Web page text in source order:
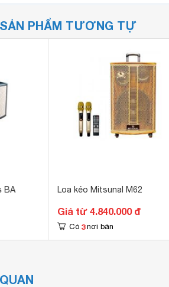
PHẨM TƯƠNG TỰ
BA
Loa kéo Mitsunal M62
Giá từ 4.840.000 đ
Có 3 nơi bán